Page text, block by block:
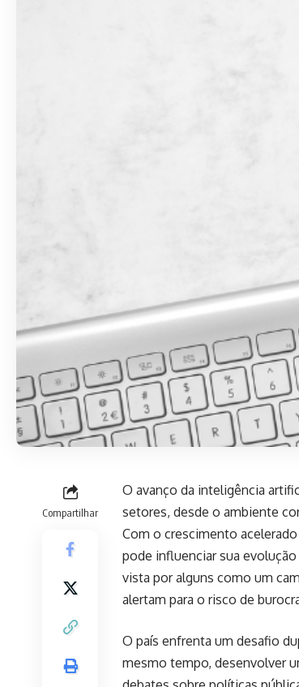
Compartilhar
O avanço da inteligência
setores, desde o ambiente
Com o crescimento
pode influenciar sua
vista por alguns como um
alertam para o risco de
O país enfrenta um desafio
mesmo tempo, desenvolver